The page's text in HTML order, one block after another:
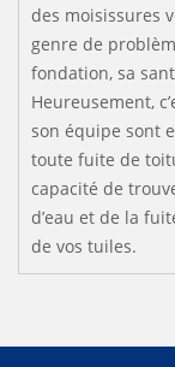
des moisissures
genre de
fondation, sa
Heureusement,
son équipe sont
toute fuite de
capacité de
d’eau et de la
de vos tuiles.